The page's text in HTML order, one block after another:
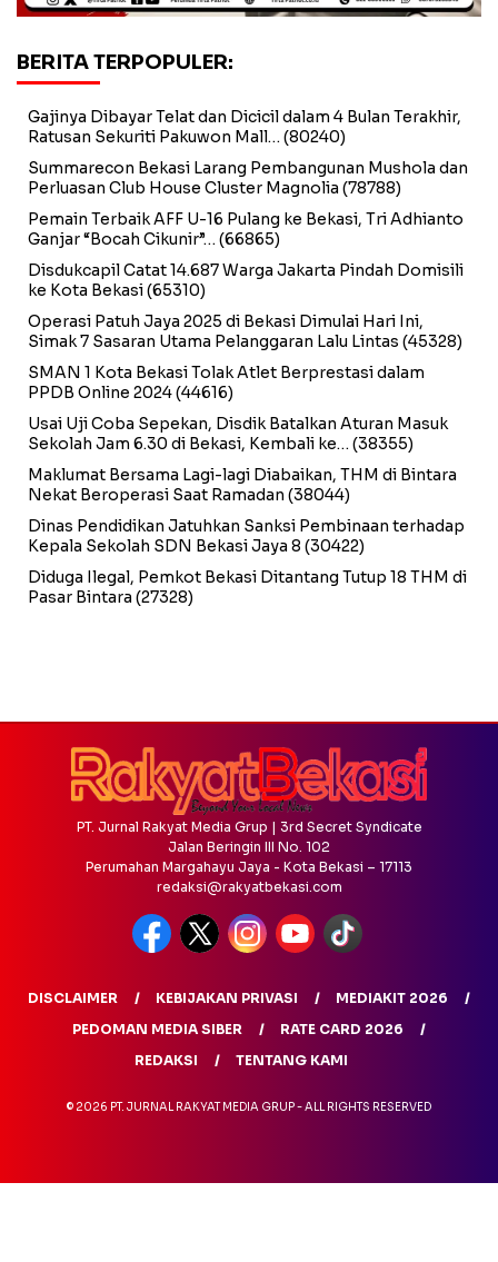
BERITA TERPOPULER:
Gajinya Dibayar Telat dan Dicicil dalam 4 Bulan Terakhir,
Ratusan Sekuriti Pakuwon Mall… (80240)
Summarecon Bekasi Larang Pembangunan Mushola dan
Perluasan Club House Cluster Magnolia (78788)
Pemain Terbaik AFF U-16 Pulang ke Bekasi, Tri Adhianto
Ganjar “Bocah Cikunir”… (66865)
Disdukcapil Catat 14.687 Warga Jakarta Pindah Domisili
ke Kota Bekasi(65310)
Operasi Patuh Jaya 2025 di Bekasi Dimulai Hari Ini,
Simak 7 Sasaran Utama Pelanggaran Lalu Lintas (45328)
SMAN 1 Kota Bekasi Tolak Atlet Berprestasi dalam
PPDB Online 2024(44616)
Usai Uji Coba Sepekan, Disdik Batalkan Aturan Masuk
Sekolah Jam 6.30 di Bekasi, Kembali ke… (38355)
Maklumat Bersama Lagi-lagi Diabaikan, THM di Bintara
Nekat Beroperasi Saat Ramadan (38044)
Dinas Pendidikan Jatuhkan Sanksi Pembinaan terhadap
Kepala Sekolah SDN Bekasi Jaya 8 (30422)
Diduga Ilegal, Pemkot Bekasi Ditantang Tutup 18 THM di
Pasar Bintara (27328)
PT. Jurnal Rakyat Media Grup | 3rd Secret Syndicate
Jalan Beringin III No. 102
Perumahan Margahayu Jaya - Kota Bekasi – 17113
redaksi@rakyatbekasi.com
DISCLAIMER KEBIJAKAN PRIVASI
MEDIAKIT 2026
PEDOMAN MEDIA SIBER
RATE CARD 2026
REDAKSI
TENTANG KAMI
© 2026 PT. JURNAL RAKYAT MEDIA GRUP - ALL RIGHTS RESERVED